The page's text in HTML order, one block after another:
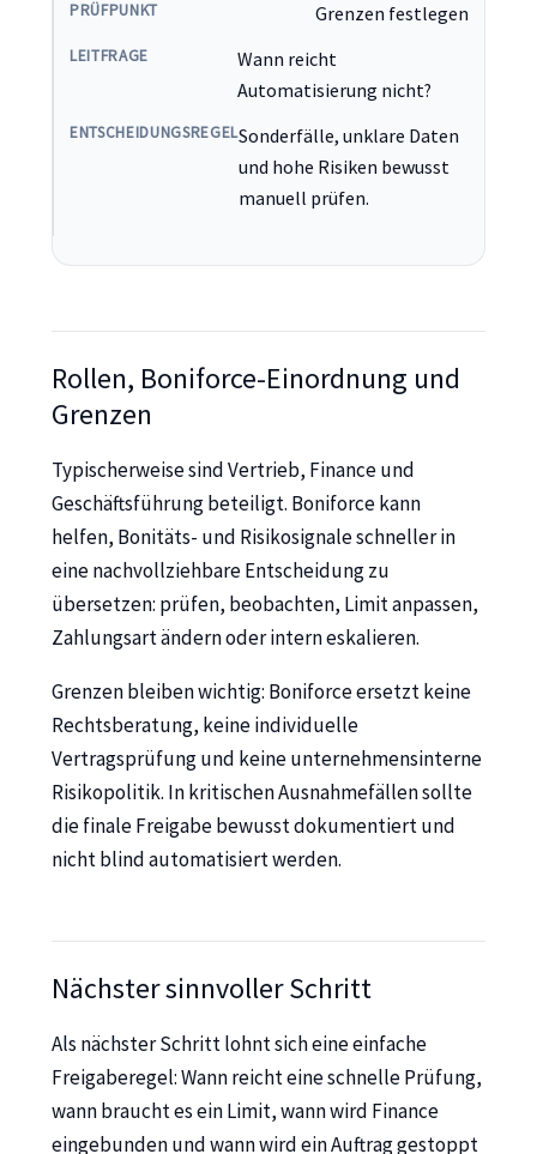
Grenzen festlegen
Wann reicht
Automatisierung nicht?
Sonderfälle, unklare Daten
und hohe Risiken bewusst
manuell prüfen.
Rollen, Boniforce-Einordnung und
Grenzen
Typischerweise sind Vertrieb, Finance und
Geschäftsführung beteiligt. Boniforce kann
helfen, Bonitäts- und Risikosignale schneller in
eine nachvollziehbare Entscheidung zu
übersetzen: prüfen, beobachten, Limit anpassen,
Zahlungsart ändern oder intern eskalieren.
Grenzen bleiben wichtig: Boniforce ersetzt keine
Rechtsberatung, keine individuelle
Vertragsprüfung und keine unternehmensinterne
Risikopolitik. In kritischen Ausnahmefällen sollte
die finale Freigabe bewusst dokumentiert und
nicht blind automatisiert werden.
Nächster sinnvoller Schritt
Als nächster Schritt lohnt sich eine einfache
Freigaberegel: Wann reicht eine schnelle Prüfung,
wann braucht es ein Limit, wann wird Finance
eingebunden und wann wird ein Auftrag gestoppt